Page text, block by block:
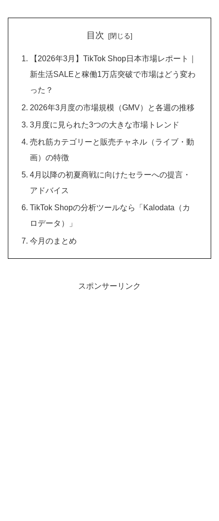
目次
【2026年3月】TikTok Shop日本市場レポート｜
新生活SALEと稼働1万店突破で市場はどう変わ
った？
2026年3月度の市場規模（GMV）と各週の推移
3月度に見られた3つの大きな市場トレンド
売れ筋カテゴリーと販売チャネル（ライブ・動
画）の特徴
4月以降の初夏商戦に向けたセラーへの提言・
アドバイス
TikTok Shopの分析ツールなら「Kalodata（カ
ロデータ）」
今月のまとめ
スポンサーリンク